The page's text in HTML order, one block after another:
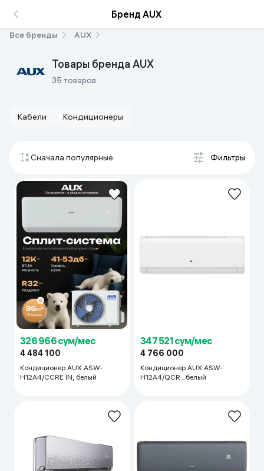
Бренд AUX
Все бренды AUX
Товары бренда AUX
35 товаров
Кабели Кондиционеры
Сначала популярные Фильтры
326 966 сум/мес
4 484 100
Кондиционер AUX ASW-
H12A4/CCRE IN, белый
347 521 сум/мес
4 766 000
Кондиционер AUX ASW-
H12A4/QCR , белый